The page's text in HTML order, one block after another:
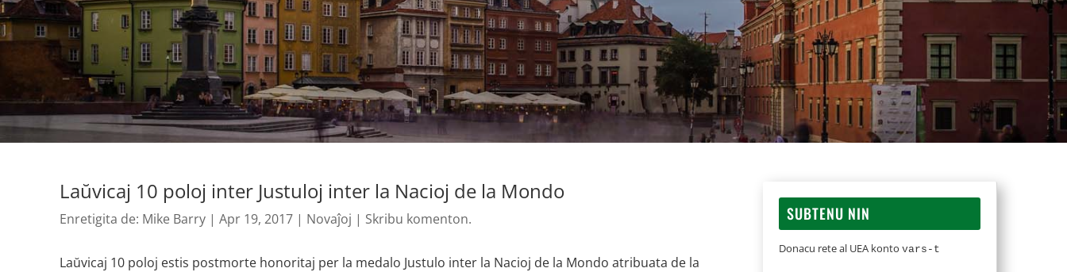
Laŭvicaj 10 poloj inter Justuloj inter la Nacioj de la Mondo
Enretigita de: Mike Barry| Apr 19, 2017| Novaĵoj | Skribu komenton.
Laŭvicaj 10 poloj estis postmorte honoritaj per la medalo Justulo inter la Nacioj de la Mondo atribuata de la
SUBTENU NIN
Donacu rete al UEA konto vars-t